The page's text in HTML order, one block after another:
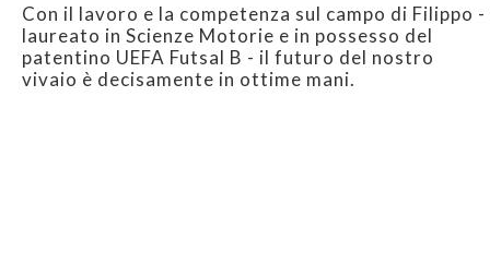
Con il lavoro e la competenza sul campo di Filippo -
laureato in Scienze Motorie e in possesso del
patentino UEFA Futsal B - il futuro del nostro
vivaio è decisamente in ottime mani.